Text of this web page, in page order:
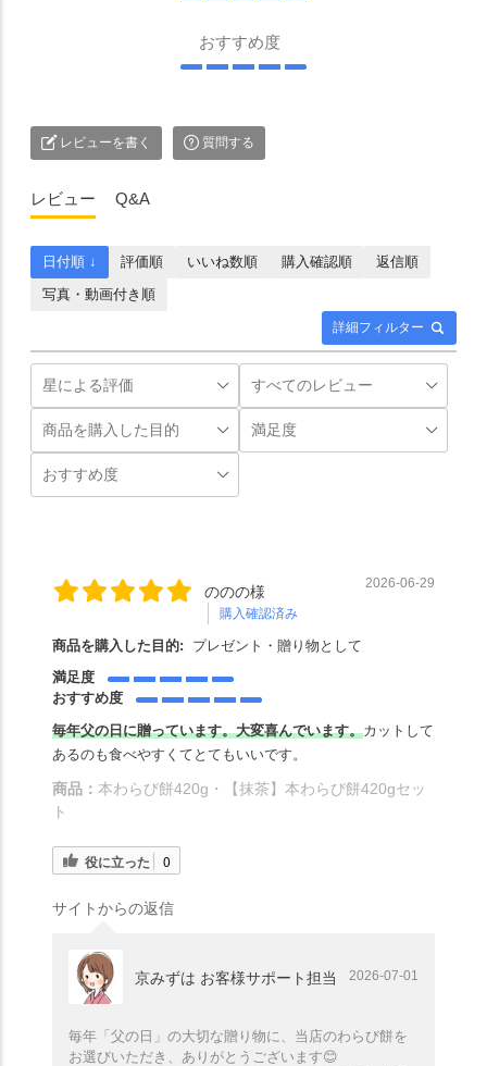
おすすめ度
レビューを書く 質問する
レビュー Q&A
詳細フィルター
日付順 ↓ 評価順 いいね数順 購入確認順
返信順
写真・動画付き順
ののの様
購入確認済み
2026-06-29
商品を購入した目的:
プレゼント・贈り物として
満足度
おすすめ度
毎年父の日に贈っています。大変喜んでいます。カットして
あるのも食べやすくてとてもいいです。
商品： 本わらび餅420g・【抹茶】本わらび餅420gセッ
ト
役に立った 0
サイトからの返信
京みずは お客様サポート担当 2026-07-01
毎年「父の日」の大切な贈り物に、当店のわらび餅を
お選びいただき、ありがとうございます😊